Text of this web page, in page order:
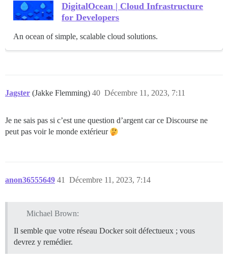
DigitalOcean | Cloud Infrastructure
for Developers
An ocean of simple, scalable cloud solutions.
Jagster (Jakke Flemming) Décembre 11, 2023, 7:11
40
Je ne sais pas si c’est une question d’argent car ce Discourse ne
peut pas voir le monde extérieur
anon36555649 Décembre 11, 2023, 7:14
41
Michael Brown:
Il semble que votre réseau Docker soit défectueux ; vous
devrez y remédier.